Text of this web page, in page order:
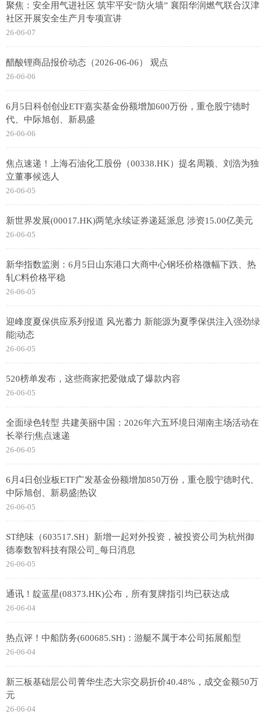
聚焦：安全用气进社区 筑牢平安“防火墙” 襄阳华润燃气联合汉津
社区开展安全生产月专项宣讲
26-06-07
醋酸锂商品报价动态（2026-06-06） 观点
26-06-06
6月5日科创创业ETF嘉实基金份额增加600万份，重仓股宁德时
代、中际旭创、新易盛
26-06-06
焦点速递！上海石油化工股份（00338.HK）提名周颖、刘浩为独
立董事候选人
26-06-05
新世界发展(00017.HK)两笔永续证券递延派息 涉资15.00亿美元
26-06-05
新华指数监测：6月5日山东港口大商中心钢坯价格微幅下跌、热
轧C料价格平稳
26-06-05
迎峰度夏保供应系列报道 风光蓄力 新能源为夏季保供注入强劲绿
能|动态
26-06-05
520榜单发布，这些商家把爱做成了爆款内容
26-06-05
全面绿色转型 共建美丽中国：2026年六五环境日湖南主场活动在
长举行|焦点速递
26-06-05
6月4日创业板ETF广发基金份额增加850万份，重仓股宁德时代、
中际旭创、新易盛|热议
26-06-05
ST绝味（603517.SH）新增一起对外投资，被投资公司为杭州御
德泰数智科技有限公司_每日消息
26-06-05
通讯！靛蓝星(08373.HK)公布，所有复牌指引均已获达成
26-06-04
热点评！中船防务(600685.SH)：游艇不属于本公司拓展船型
26-06-04
新三板基础层公司菁华生态大宗交易折价40.48%，成交金额50万
元
26-06-04